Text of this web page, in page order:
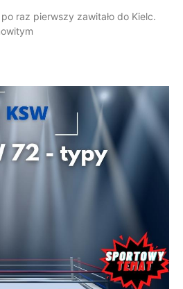
raz pierwszy zawitało do Kielc.